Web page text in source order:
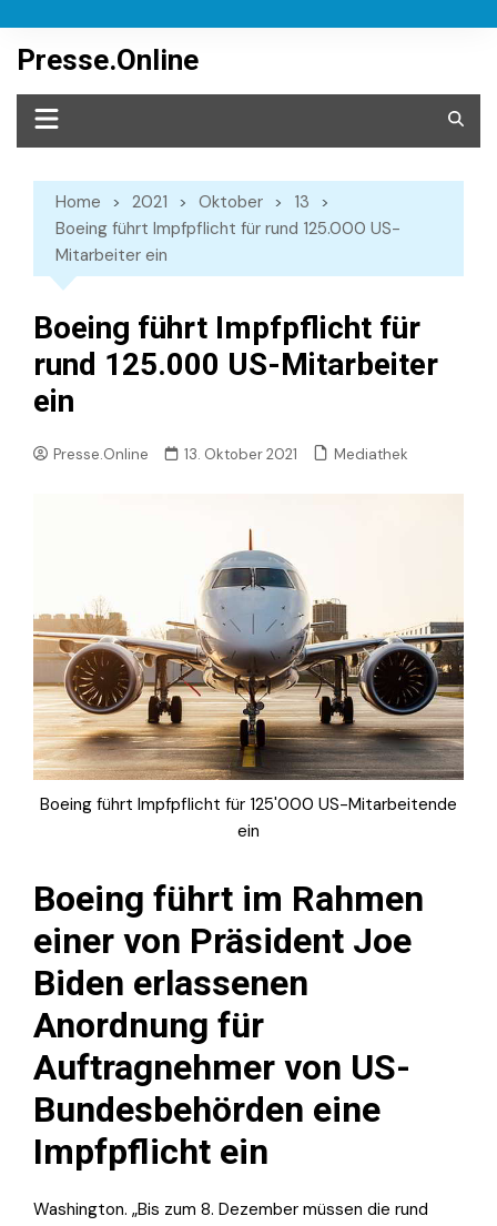
content
Presse.Online
Home 2021 Oktober
13
Boeing führt Impfpflicht für rund 125.000 US-
Mitarbeiter ein
Boeing führt Impfpflicht für
rund 125.000 US-Mitarbeiter
ein
Presse.Online 13. Oktober 2021 Mediathek
Boeing führt Impfpflicht für 125'000 US-Mitarbeitende
ein
Boeing führt im Rahmen
einer von Präsident Joe
Biden erlassenen
Anordnung für
Auftragnehmer von US-
Bundesbehörden eine
Impfpflicht ein
Washington. „Bis zum 8. Dezember müssen die rund